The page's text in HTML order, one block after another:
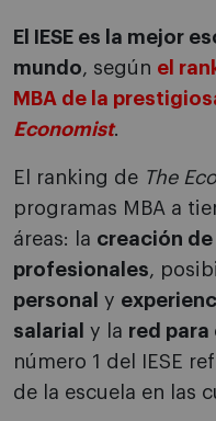
El IESE es la mejor
mundo, según el
MBA de la
Economist.
El ranking de The
programas MBA a
áreas: la creación
profesionales,
personal
y
salarial
y la red
número 1 del IESE
de la escuela en las